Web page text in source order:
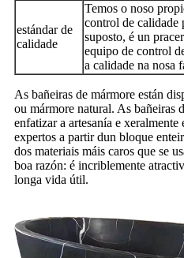
estándar de
calidade
Temos o noso
control de calidade
suposto, é un
equipo de control
a calidade na nosa
As bañeiras de mármore están
ou mármore natural. As bañeiras
enfatizar a artesanía e xeralmente
expertos a partir dun bloque
dos materiais máis caros que se
boa razón: é incriblemente
longa vida útil.